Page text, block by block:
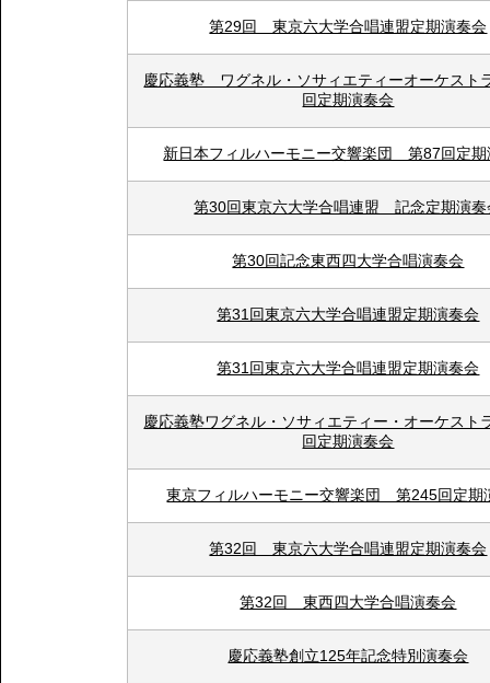
第29回 東京六大学合唱連盟定期演奏会
慶応義塾 ワグネル・ソサィエティーオーケス
回定期演奏会
新日本フィルハーモニー交響楽団 第87回定期
第30回東京六大学合唱連盟 記念定期演奏
第30回記念東西四大学合唱演奏会
第31回東京六大学合唱連盟定期演奏会
第31回東京六大学合唱連盟定期演奏会
慶応義塾ワグネル・ソサィエティー・オーケス
回定期演奏会
東京フィルハーモニー交響楽団 第245回定期
第32回 東京六大学合唱連盟定期演奏会
第32回 東西四大学合唱演奏会
慶応義塾創立125年記念特別演奏会